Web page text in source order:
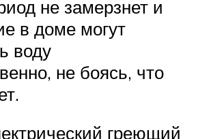
не замерзнет и
в доме могут
воду
не боясь, что
греющий